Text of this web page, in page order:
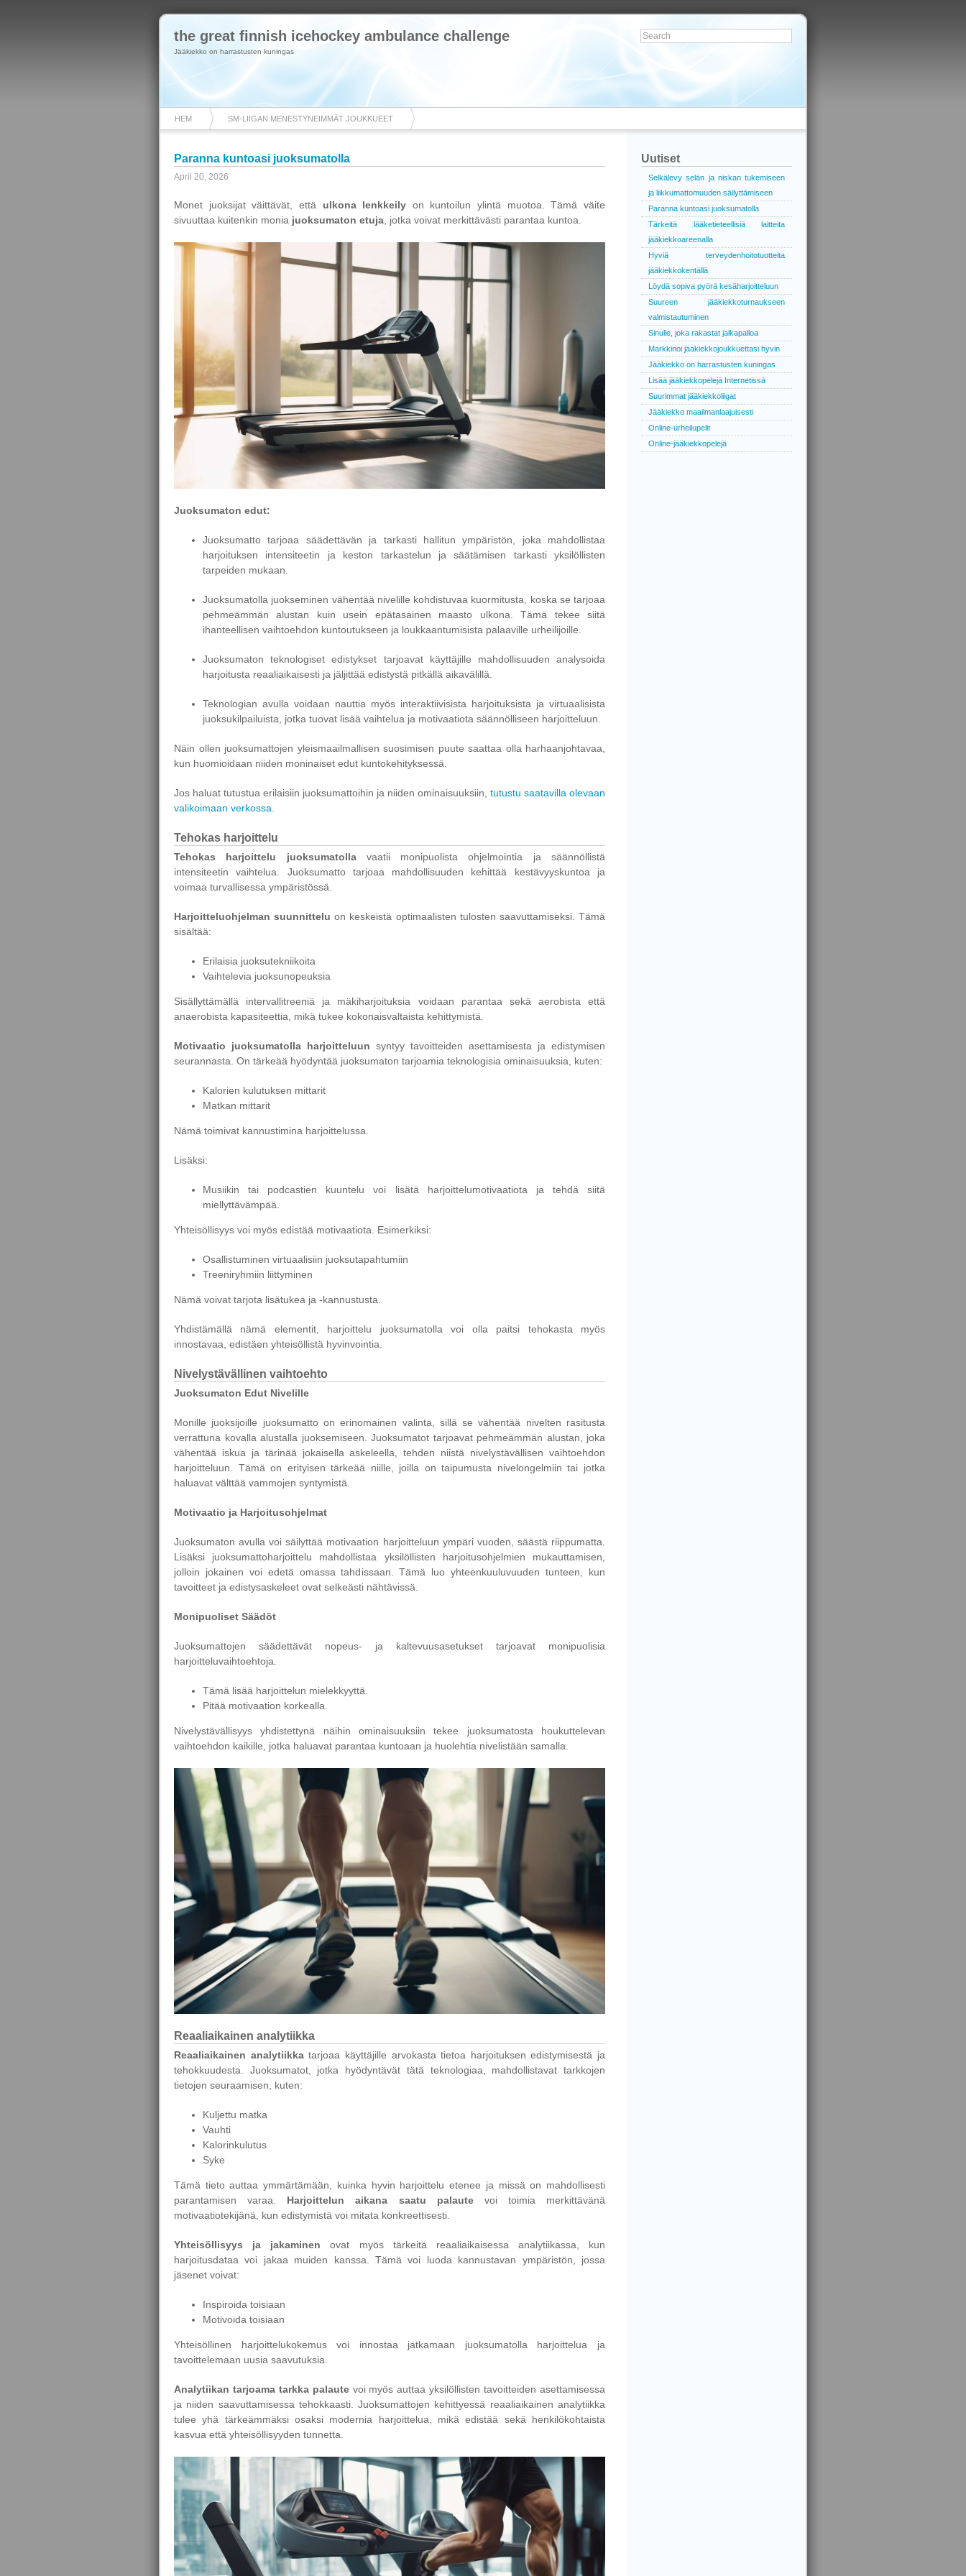
the great finnish icehockey ambulance challenge
Jääkiekko on harrastusten kuningas
HEM SM-LIIGAN MENESTYNEIMMÄT JOUKKUEET
Paranna kuntoasi juoksumatolla
April 20, 2026
Monet juoksijat väittävät, että ulkona lenkkeily on kuntoilun ylintä muotoa. Tämä väite
sivuuttaa kuitenkin monia juoksumaton etuja , jotka voivat merkittävästi parantaa kuntoa.
Juoksumaton edut:
Juoksumatto tarjoaa säädettävän ja tarkasti hallitun ympäristön, joka mahdollistaa
harjoituksen intensiteetin ja keston tarkastelun ja säätämisen tarkasti yksilöllisten
tarpeiden mukaan.
Juoksumatolla juokseminen vähentää nivelille kohdistuvaa kuormitusta, koska se tarjoaa
pehmeämmän alustan kuin usein epätasainen maasto ulkona. Tämä tekee siitä
ihanteellisen vaihtoehdon kuntoutukseen ja loukkaantumisista palaaville urheilijoille.
Juoksumaton teknologiset edistykset tarjoavat käyttäjille mahdollisuuden analysoida
harjoitusta reaaliaikaisesti ja jäljittää edistystä pitkällä aikavälillä.
Teknologian avulla voidaan nauttia myös interaktiivisista harjoituksista ja virtuaalisista
juoksukilpailuista, jotka tuovat lisää vaihtelua ja motivaatiota säännölliseen harjoitteluun.
Näin ollen juoksumattojen yleismaailmallisen suosimisen puute saattaa olla harhaanjohtavaa,
kun huomioidaan niiden moninaiset edut kuntokehityksessä.
Jos haluat tutustua erilaisiin juoksumattoihin ja niiden ominaisuuksiin, tutustu saatavilla olevaan
valikoimaan verkossa
Tehokas harjoittelu
Tehokas harjoittelu juoksumatollavaatii monipuolista ohjelmointia ja säännöllistä
intensiteetin vaihtelua. Juoksumatto tarjoaa mahdollisuuden kehittää kestävyyskuntoa ja
voimaa turvallisessa ympäristössä.
Harjoitteluohjelman suunnittelu on keskeistä optimaalisten tulosten saavuttamiseksi. Tämä
sisältää:
Erilaisia juoksutekniikoita
Vaihtelevia juoksunopeuksia
Sisällyttämällä intervallitreeniä ja mäkiharjoituksia voidaan parantaa sekä aerobista että
anaerobista kapasiteettia, mikä tukee kokonaisvaltaista kehittymistä.
Motivaatio juoksumatolla harjoitteluun syntyy tavoitteiden asettamisesta ja edistymisen
seurannasta. On tärkeää hyödyntää juoksumaton tarjoamia teknologisia ominaisuuksia, kuten:
Kalorien kulutuksen mittarit
Matkan mittarit
Nämä toimivat kannustimina harjoittelussa.
Lisäksi:
Musiikin tai podcastien kuuntelu voi lisätä harjoittelumotivaatiota ja tehdä siitä
miellyttävämpää.
Yhteisöllisyys voi myös edistää motivaatiota. Esimerkiksi:
Osallistuminen virtuaalisiin juoksutapahtumiin
Treeniryhmiin liittyminen
Nämä voivat tarjota lisätukea ja -kannustusta.
Yhdistämällä nämä elementit, harjoittelu juoksumatolla voi olla paitsi tehokasta myös
innostavaa, edistäen yhteisöllistä hyvinvointia.
Nivelystävällinen vaihtoehto
Juoksumaton Edut Nivelille
Monille juoksijoille juoksumatto on erinomainen valinta, sillä se vähentää nivelten rasitusta
verrattuna kovalla alustalla juoksemiseen. Juoksumatot tarjoavat pehmeämmän alustan, joka
vähentää iskua ja tärinää jokaisella askeleella, tehden niistä nivelystävällisen vaihtoehdon
harjoitteluun. Tämä on erityisen tärkeää niille, joilla on taipumusta nivelongelmiin tai jotka
haluavat välttää vammojen syntymistä.
Motivaatio ja Harjoitusohjelmat
Juoksumaton avulla voi säilyttää motivaation harjoitteluun ympäri vuoden, säästä riippumatta.
Lisäksi juoksumattoharjoittelu mahdollistaa yksilöllisten harjoitusohjelmien mukauttamisen,
jolloin jokainen voi edetä omassa tahdissaan. Tämä luo yhteenkuuluvuuden tunteen, kun
tavoitteet ja edistysaskeleet ovat selkeästi nähtävissä.
Monipuoliset Säädöt
Juoksumattojen säädettävät nopeus- ja kaltevuusasetukset tarjoavat monipuolisia
harjoitteluvaihtoehtoja.
Tämä lisää harjoittelun mielekkyyttä.
Pitää motivaation korkealla.
Nivelystävällisyys yhdistettynä näihin ominaisuuksiin tekee juoksumatosta houkuttelevan
vaihtoehdon kaikille, jotka haluavat parantaa kuntoaan ja huolehtia nivelistään samalla.
Reaaliaikainen analytiikka
Reaaliaikainen analytiikkatarjoaa käyttäjille arvokasta tietoa harjoituksen edistymisestä ja
tehokkuudesta. Juoksumatot, jotka hyödyntävät tätä teknologiaa, mahdollistavat tarkkojen
tietojen seuraamisen, kuten:
Kuljettu matka
Vauhti
Kalorinkulutus
Syke
Tämä tieto auttaa ymmärtämään, kuinka hyvin harjoittelu etenee ja missä on mahdollisesti
parantamisen varaa. Harjoittelun aikana saatu palautevoi toimia merkittävänä
motivaatiotekijänä, kun edistymistä voi mitata konkreettisesti.
Yhteisöllisyys ja jakaminen ovat myös tärkeitä reaaliaikaisessa analytiikassa, kun
harjoitusdataa voi jakaa muiden kanssa. Tämä voi luoda kannustavan ympäristön, jossa
jäsenet voivat:
Inspiroida toisiaan
Motivoida toisiaan
Yhteisöllinen harjoittelukokemus voi innostaa jatkamaan juoksumatolla harjoittelua ja
tavoittelemaan uusia saavutuksia.
Analytiikan tarjoama tarkka palautevoi myös auttaa yksilöllisten tavoitteiden asettamisessa
ja niiden saavuttamisessa tehokkaasti. Juoksumattojen kehittyessä reaaliaikainen analytiikka
tulee yhä tärkeämmäksi osaksi modernia harjoittelua, mikä edistää sekä henkilökohtaista
kasvua että yhteisöllisyyden tunnetta.
Uutiset
Selkälevy selän ja niskan tukemiseen
ja liikkumattomuuden säilyttämiseen
Paranna kuntoasi juoksumatolla
Tärkeitä lääketieteellisiä laitteita
jääkiekkoareenalla
Hyviä terveydenhoitotuotteita
jääkiekkokentällä
Löydä sopiva pyörä kesäharjoitteluun
Suureen jääkiekkoturnaukseen
valmistautuminen
Sinulle, joka rakastat jalkapalloa
Markkinoi jääkiekkojoukkuettasi hyvin
Jääkiekko on harrastusten kuningas
Lisää jääkiekkopelejä Internetissä
Suurimmat jääkiekkoliigat
Jääkiekko maailmanlaajuisesti
Online-urheilupelit
Online-jääkiekkopelejä